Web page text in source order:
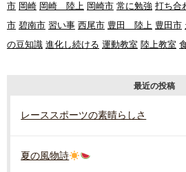
市 岡崎 岡崎 陸上 岡崎市 常に勉強 打ち合
市 碧南市 習い事 西尾市 豊田 陸上 豊田市
の豆知識 進化し続ける 運動教室 陸上教室
最近の投稿
レーススポーツの素晴らしさ
夏の風物詩